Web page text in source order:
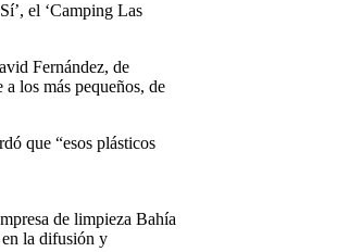
el ‘Camping Las
Fernández, de
los más pequeños, de
que “esos plásticos
de limpieza Bahía
la difusión y